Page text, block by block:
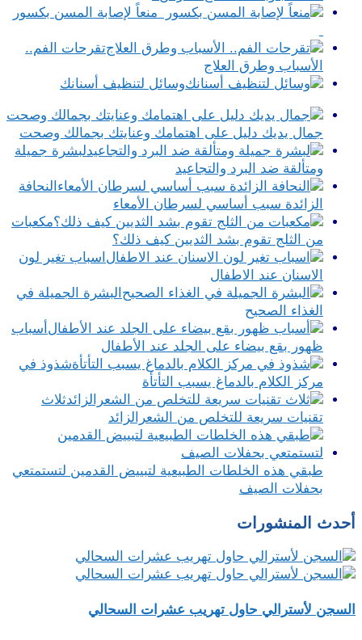
منعاً لإصابة المسن بكسور
تقرحات الفم..
الأسباب وطرق العلاج
وسائل لتنظيف أسنانك
جمال يديك دليل على اهتمامك وعنايتك بجمالك وصحت
لبشرة جميلة
ومتألقة ضد البرد والتجاعيد
النحافة
الزائدة سبب أساسي لسرطان الأمعاء
مكعبات
من الثلج تقوم بشد الثديين كيف ذلك؟
اسباب تغير لون
الاسنان عند الاطفال
البشرة الجميلة في
الغذاء الصحيح
أسباب
ظهور بقع بيضاء على الجلد عند الأطفال
شذوذ في
مركز الكلام بالدماغ يسبب التأتأة
ثلاث
تقنيات سريعة للتخلص من الشعرالزائد
طبقي هذه الخلطات الطبيعية لتبييض القدمين لتستمتعي
بحفلات الصيف
أحدث المنشورات
السجن لأسترالي حاول تهريب عشرات السحالي